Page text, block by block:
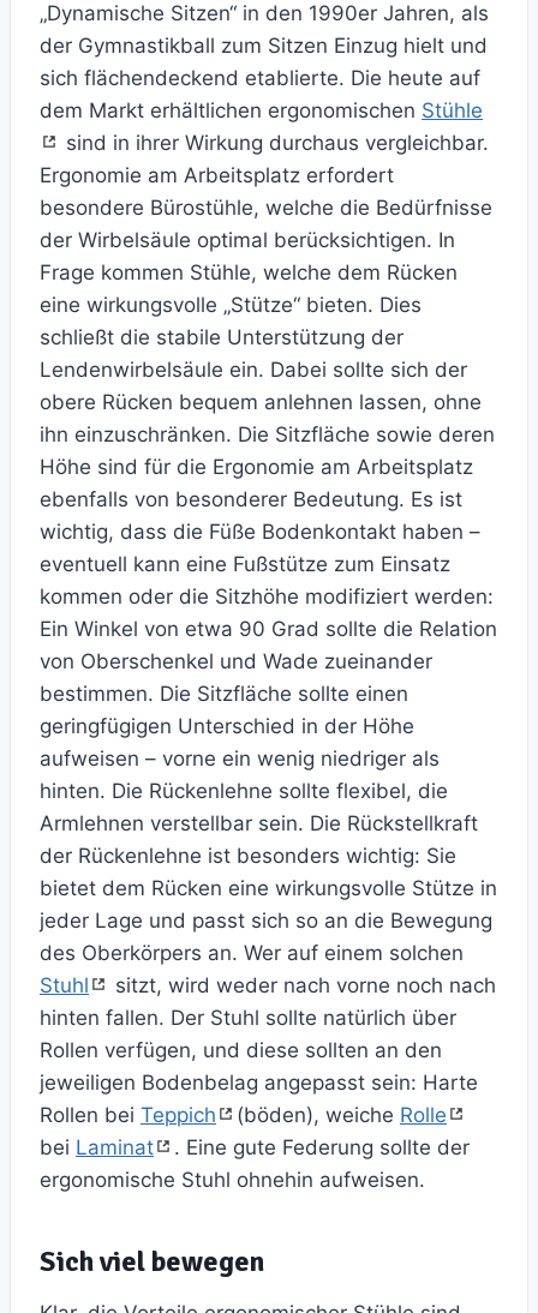
„Dynamische Sitzen“ in den 1990er Jahren, als
der Gymnastikball zum Sitzen Einzug hielt und
sich flächendeckend etablierte. Die heute auf
dem Markt erhältlichen ergonomischen Stühle
sind in ihrer Wirkung durchaus vergleichbar.
Ergonomie am Arbeitsplatz erfordert
besondere Bürostühle, welche die Bedürfnisse
der Wirbelsäule optimal berücksichtigen. In
Frage kommen Stühle, welche dem Rücken
eine wirkungsvolle „Stütze“ bieten. Dies
schließt die stabile Unterstützung der
Lendenwirbelsäule ein. Dabei sollte sich der
obere Rücken bequem anlehnen lassen, ohne
ihn einzuschränken. Die Sitzfläche sowie deren
Höhe sind für die Ergonomie am Arbeitsplatz
ebenfalls von besonderer Bedeutung. Es ist
wichtig, dass die Füße Bodenkontakt haben –
eventuell kann eine Fußstütze zum Einsatz
kommen oder die Sitzhöhe modifiziert werden:
Ein Winkel von etwa 90 Grad sollte die Relation
von Oberschenkel und Wade zueinander
bestimmen. Die Sitzfläche sollte einen
geringfügigen Unterschied in der Höhe
aufweisen – vorne ein wenig niedriger als
hinten. Die Rückenlehne sollte flexibel, die
Armlehnen verstellbar sein. Die Rückstellkraft
der Rückenlehne ist besonders wichtig: Sie
bietet dem Rücken eine wirkungsvolle Stütze in
jeder Lage und passt sich so an die Bewegung
des Oberkörpers an. Wer auf einem solchen
Stuhl
sitzt, wird weder nach vorne noch nach
hinten fallen. Der Stuhl sollte natürlich über
Rollen verfügen, und diese sollten an den
jeweiligen Bodenbelag angepasst sein: Harte
Rollen bei Teppich (böden), weiche Rolle
bei Laminat
. Eine gute Federung sollte der
ergonomische Stuhl ohnehin aufweisen.
Sich viel bewegen